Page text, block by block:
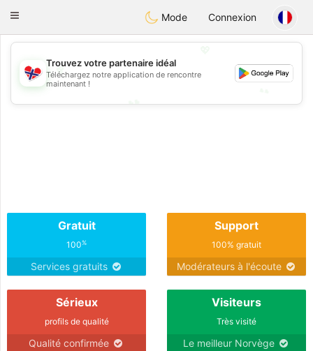
EkteNordmenn
Toggle
Mode Connexion
💖
💕
Trouvez votre partenaire idéal
Téléchargez notre application de rencontre
maintenant !
Gratuit
100%
Services gratuits
Support
100% gratuit
Modérateurs à l'écoute
Sérieux
profils de qualité
Qualité confirmée
Visiteurs
Très visité
Le meilleur Norvège